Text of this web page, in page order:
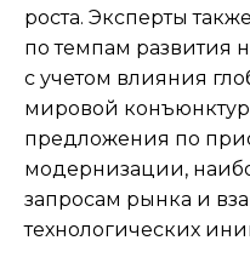
роста. Эксперты
по темпам развития
с учетом влияния
мировой
предложения по
модернизации,
запросам рынка и
технологических